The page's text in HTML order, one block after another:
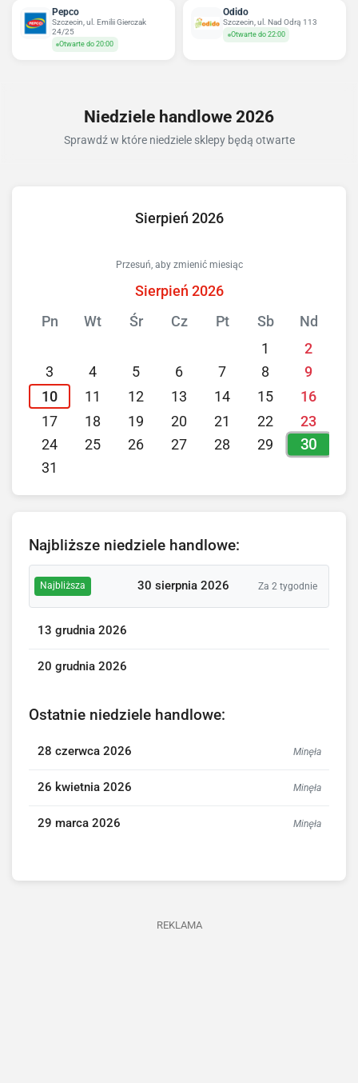
Pepco
Szczecin, ul. Emilii Gierczak
24/25
Otwarte do 20:00
Odido
Szczecin, ul. Nad Odrą 113
Otwarte do 22:00
Niedziele handlowe 2026
Sprawdź w które niedziele sklepy będą otwarte
Sierpień 2026
Przesuń, aby zmienić miesiąc
Sierpień 2026
Pn
Wt Śr Cz Pt Sb
Nd
1
2
3
4 5 6 7 8
9
10
11 12 13 14 15
16
17
18 19 20 21 22
23
24
25 26 27 28 29 30
31
Najbliższe niedziele handlowe:
Najbliższa 30 sierpnia 2026 Za 2 tygodnie
13 grudnia 2026
20 grudnia 2026
Ostatnie niedziele handlowe:
28 czerwca 2026 Minęła
26 kwietnia 2026 Minęła
29 marca 2026 Minęła
REKLAMA